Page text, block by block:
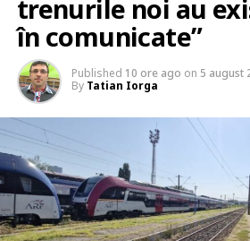
trenurile noi au
în comunicate”
Published 10 ore ago on 5 august
By Tatian Iorga